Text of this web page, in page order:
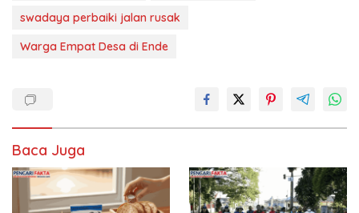
swadaya perbaiki jalan rusak
Warga Empat Desa di Ende
Baca Juga